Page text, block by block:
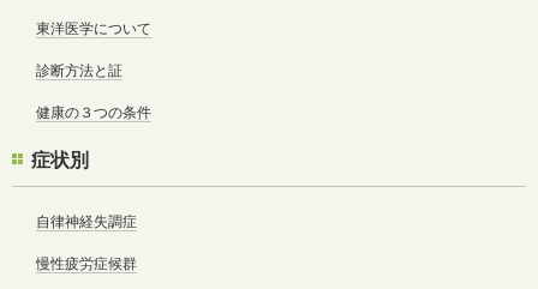
東洋医学について
診断方法と証
健康の３つの条件
症状別
自律神経失調症
慢性疲労症候群